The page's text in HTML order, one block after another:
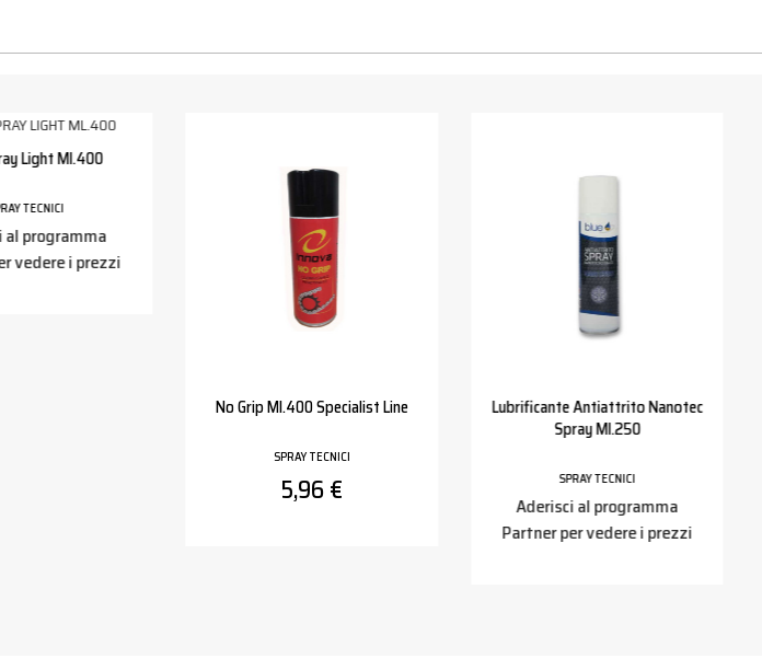
Light Ml.400
TECNICI
al programma
vedere i prezzi
No Grip Ml.400 Specialist Line
SPRAY TECNICI
5,96 €
Lubrificante Antiattrito Nanotec
Spray Ml.250
SPRAY TECNICI
Aderisci al programma
Partner per vedere i prezzi